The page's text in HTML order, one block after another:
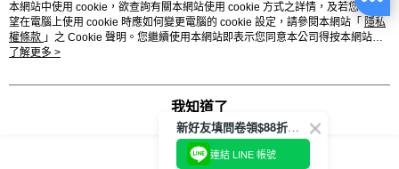
熱門標籤
本網站中使用 cookie，欲查詢有關本網站使用 cookie 方式之詳情，及若您不希
望在電腦上使用 cookie 時應如何變更電腦的 cookie 設定，請參閱本網站「 隱私
權條款 」之 Cookie 聲明。您繼續使用本網站即表示您同意本公司得按本網站使
用條款之 Cookie 聲明使用 cookie。
了解更多 >
我知道了
新好友填問卷領$88折扣金
連結 LINE 帳號